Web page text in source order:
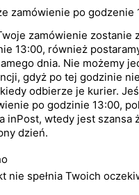
zamówienie po godzenie
zamówienie zostanie
13:00, również
dnia. Nie możemy
gdyż po tej godzinie
odbierze je kurier.
po godzinie 13:00,
inPost, wtedy jest szansa
dzień.
nie spełnia Twoich